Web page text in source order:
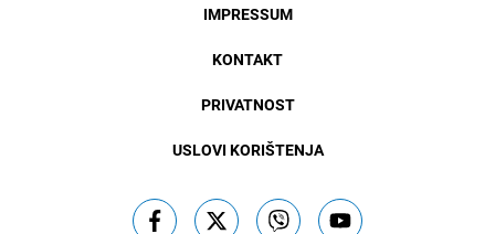
IMPRESSUM
KONTAKT
PRIVATNOST
USLOVI KORIŠTENJA